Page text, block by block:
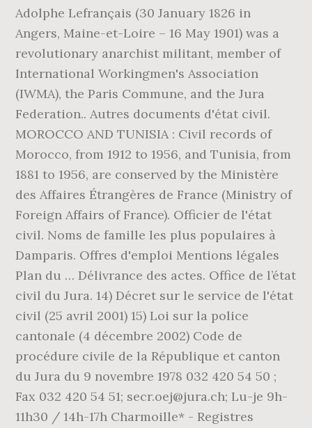
Adolphe Lefrançais (30 January 1826 in
Angers, Maine-et-Loire – 16 May 1901) was a
revolutionary anarchist militant, member of
International Workingmen's Association
(IWMA), the Paris Commune, and the Jura
Federation.. Autres documents d'état civil.
MOROCCO AND TUNISIA : Civil records of
Morocco, from 1912 to 1956, and Tunisia, from
1881 to 1956, are conserved by the Ministère
des Affaires Étrangères de France (Ministry of
Foreign Affairs of France). Officier de l'état
civil. Noms de famille les plus populaires à
Damparis. Offres d'emploi Mentions légales
Plan du … Délivrance des actes. Office de l’état
civil du Jura. 14) Décret sur le service de l'état
civil (25 avril 2001) 15) Loi sur la police
cantonale (4 décembre 2002) Code de
procédure civile de la République et canton
du Jura du 9 novembre 1978 032 420 54 50 ;
Fax 032 420 54 51; secr.oej@jura.ch; Lu-je 9h-
11h30 / 14h-17h Charmoille* - Registres